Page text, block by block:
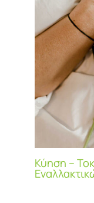
Κύηση –